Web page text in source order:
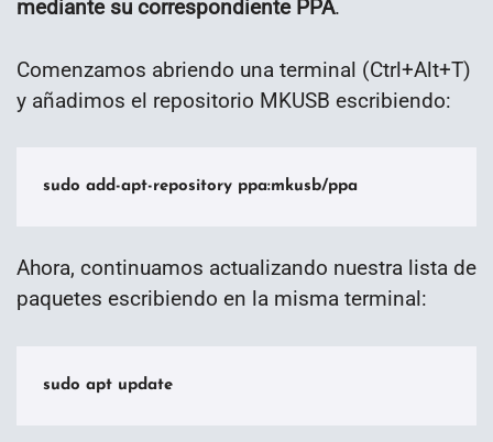
mediante su correspondiente PPA.
Comenzamos abriendo una terminal (Ctrl+Alt+T)
y añadimos el repositorio MKUSB escribiendo:
sudo add-apt-repository ppa:mkusb/ppa
Ahora, continuamos actualizando nuestra lista de
paquetes escribiendo en la misma terminal:
sudo apt update